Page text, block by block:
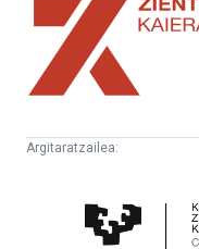
Kaiera
Argitaratzailea:
Zientifikoko
Katedra